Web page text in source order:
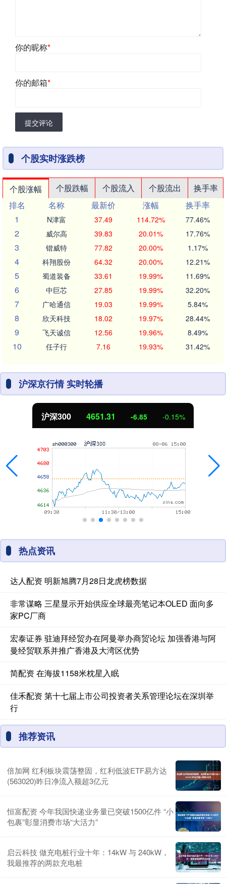
你的昵称*
你的邮箱*
提交评论
个股实时涨跌榜
个股涨幅 个股跌幅 个股流入 个股流出
换手率
排名
名称 最新价 涨幅
换手率
1
N津富 37.49 114.72% 77.46%
2 威尔高 39.83 20.01% 17.76%
3 锴威特 77.82 20.00% 1.17%
4 科翔股份 64.32 20.00% 12.21%
5 蜀道装备 33.61 19.99% 11.69%
6 中巨芯 27.85 19.99% 32.20%
7 广哈通信 19.03 19.99% 5.84%
8 欣天科技 18.02 19.97% 28.44%
9 飞天诚信 12.56 19.96% 8.49%
10 任子行 7.16 19.93% 31.42%
沪深京行情 实时轮播
北证50 1122.88 3.42 0.30%
热点资讯
达人配资 明新旭腾7月28日龙虎榜数据
非常谋略 三星显示开始供应全球最亮笔记本OLED 面向多
家PC厂商
宏泰证券 驻迪拜经贸办在阿曼举办商贸论坛 加强香港与阿
曼经贸联系并推广香港及大湾区优势
简配资 在海拔1158米枕星入眠
佳禾配资 第十七届上市公司投资者关系管理论坛在深圳举
行
推荐资讯
倍加网 红利板块震荡整固，红利低波ETF易方达
(563020)昨日净流入额超3亿元
恒富配资 今年我国快递业务量已突破1500亿件 “小
包裹”彰显消费市场“大活力”
启云科技 做充电桩行业十年：14kW 与 240kW，
我最推荐的两款充电桩